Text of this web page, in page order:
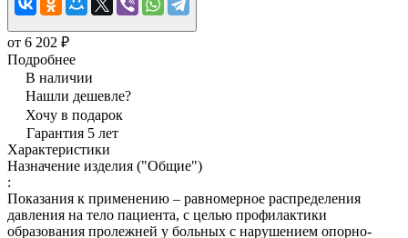
от 6 202 ₽
Подробнее
В наличии
Нашли дешевле?
Хочу в подарок
Гарантия 5 лет
Характеристики
Назначение изделия ("Общие")
:
Показания к применению – равномерное распределения
давления на тело пациента, с целью профилактики
образования пролежней у больных с нарушением опорно-